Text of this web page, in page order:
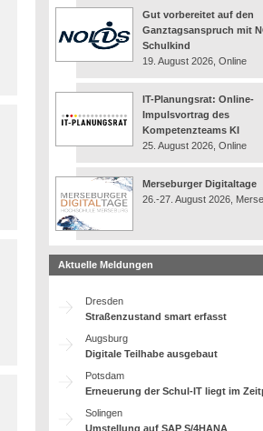
Gut vorbereitet auf den
Ganztagsanspruch mit
Schulkind
19. August 2026, Online
IT-Planungsrat: Online-
Impulsvortrag des
Kompetenzteams KI
25. August 2026, Online
Merseburger Digitaltage
26.-27. August 2026,
Aktuelle Meldungen
Dresden
Straßenzustand smart erfasst
Augsburg
Digitale Teilhabe ausgebaut
Potsdam
Erneuerung der Schul-IT liegt im
Solingen
Umstellung auf SAP S/4HANA